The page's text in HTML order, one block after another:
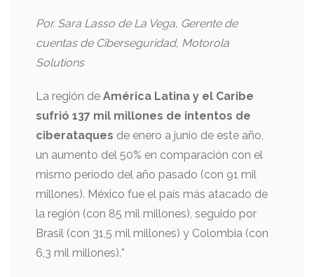
Por. Sara Lasso de La Vega, Gerente de
cuentas de Ciberseguridad, Motorola
Solutions
La región de América Latina y el Caribe
sufrió 137 mil millones de intentos de
ciberataques de enero a junio de este año,
un aumento del 50% en comparación con el
mismo período del año pasado (con 91 mil
millones). México fue el país más atacado de
la región (con 85 mil millones), seguido por
Brasil (con 31,5 mil millones) y Colombia (con
6,3 mil millones).*